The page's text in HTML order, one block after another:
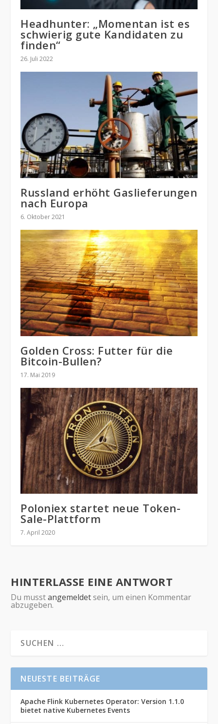
Headhunter: „Momentan ist es
schwierig gute Kandidaten zu
finden“
26. Juli 2022
Russland erhöht Gaslieferungen
nach Europa
6. Oktober 2021
Golden Cross: Futter für die
Bitcoin-Bullen?
17. Mai 2019
Poloniex startet neue Token-
Sale-Plattform
7. April 2020
HINTERLASSE EINE ANTWORT
Du musstangemeldetsein, um einen Kommentar
abzugeben.
NEUESTE BEITRÄGE
Apache Flink Kubernetes Operator: Version 1.1.0
bietet native Kubernetes Events